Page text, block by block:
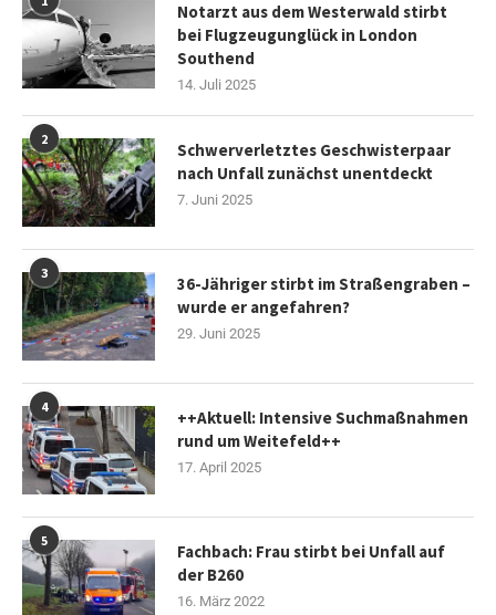
Notarzt aus dem Westerwald stirbt
bei Flugzeugunglück in London
Southend
14. Juli 2025
2
Schwerverletztes Geschwisterpaar
nach Unfall zunächst unentdeckt
7. Juni 2025
3
36-Jähriger stirbt im Straßengraben –
wurde er angefahren?
29. Juni 2025
4
++Aktuell: Intensive Suchmaßnahmen
rund um Weitefeld++
17. April 2025
5
Fachbach: Frau stirbt bei Unfall auf
der B260
16. März 2022